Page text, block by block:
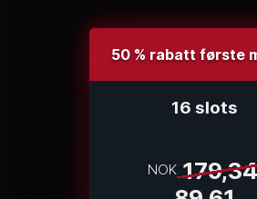
50 % rabatt første
16 slots
NOK 179,34